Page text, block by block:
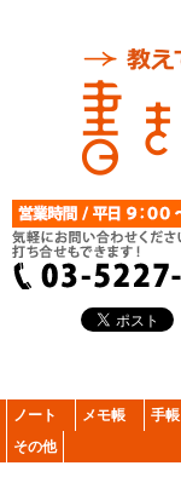
ノート メモ帳 手帳
その他